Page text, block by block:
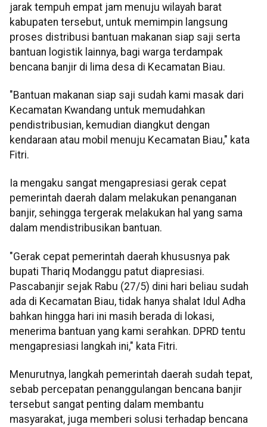
jarak tempuh empat jam menuju wilayah barat
kabupaten tersebut, untuk memimpin langsung
proses distribusi bantuan makanan siap saji serta
bantuan logistik lainnya, bagi warga terdampak
bencana banjir di lima desa di Kecamatan Biau.
"Bantuan makanan siap saji sudah kami masak dari
Kecamatan Kwandang untuk memudahkan
pendistribusian, kemudian diangkut dengan
kendaraan atau mobil menuju Kecamatan Biau," kata
Fitri.
Ia mengaku sangat mengapresiasi gerak cepat
pemerintah daerah dalam melakukan penanganan
banjir, sehingga tergerak melakukan hal yang sama
dalam mendistribusikan bantuan.
"Gerak cepat pemerintah daerah khususnya pak
bupati Thariq Modanggu patut diapresiasi.
Pascabanjir sejak Rabu (27/5) dini hari beliau sudah
ada di Kecamatan Biau, tidak hanya shalat Idul Adha
bahkan hingga hari ini masih berada di lokasi,
menerima bantuan yang kami serahkan. DPRD tentu
mengapresiasi langkah ini," kata Fitri.
Menurutnya, langkah pemerintah daerah sudah tepat,
sebab percepatan penanggulangan bencana banjir
tersebut sangat penting dalam membantu
masyarakat, juga memberi solusi terhadap bencana